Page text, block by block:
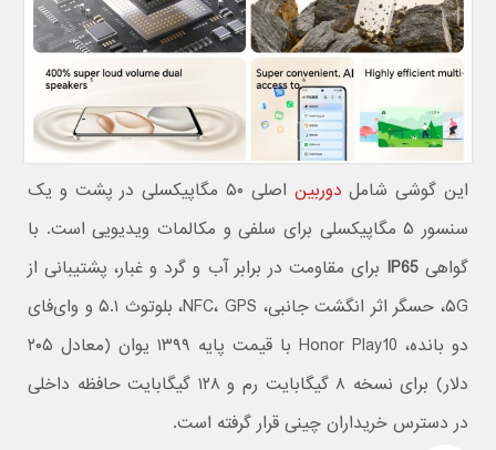
این گوشی شامل دوربین
اصلی ۵۰ مگاپیکسلی در پشت و یک
سنسور ۵ مگاپیکسلی برای سلفی و مکالمات ویدیویی است. با
گواهیIP65 برای مقاومت در برابر آب و گرد و غبار، پشتیبانی از
۵G، حسگر اثر انگشت جانبی، NFC، GPS، بلوتوث ۵.۱ و وای‌فای
دو بانده، Honor Play10 با قیمت پایه ۱۳۹۹ یوان (معادل ۲۰۵
دلار) برای نسخه ۸ گیگابایت رم و ۱۲۸ گیگابایت حافظه داخلی
در دسترس خریداران چینی قرار گرفته است.